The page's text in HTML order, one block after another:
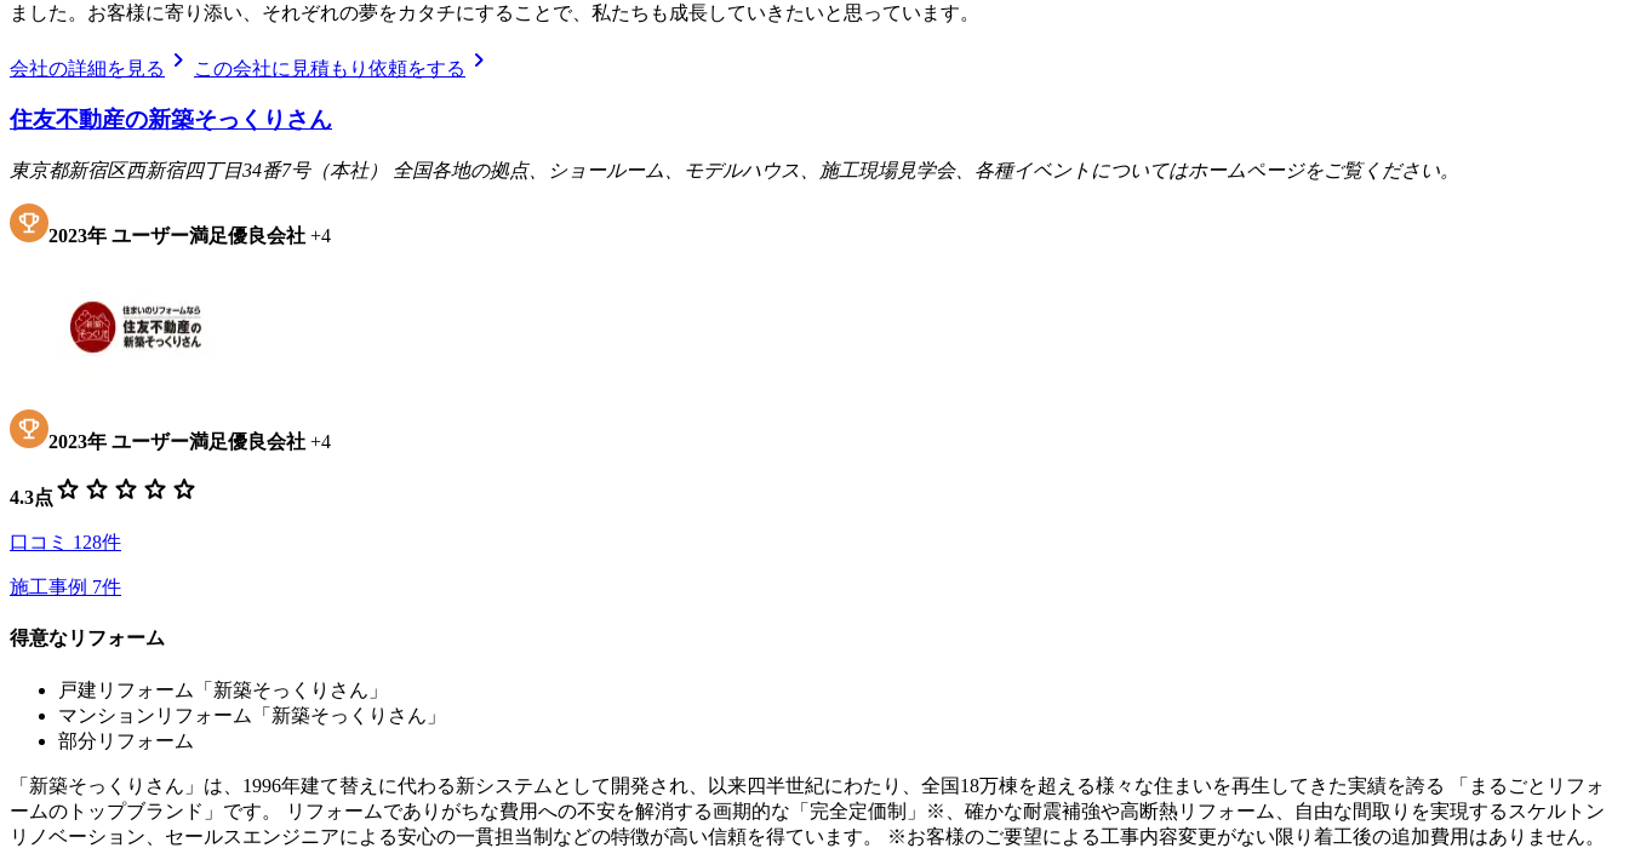
ました。お客様に寄り添い、それぞれの夢をカタチにすることで、私たちも成長していきたいと思っています。
会社の詳細を見る chevron_right この会社に見積もり依頼をする chevron_right
住友不動産の新築そっくりさん
東京都新宿区西新宿四丁目34番7号（本社） 全国各地の拠点、ショールーム、モデルハウス、施工現場見学会、各種イベントについてはホームページをご覧ください。
2023年 ユーザー満足優良会社 +4
2023年 ユーザー満足優良会社 +4
4.3点 star star star star star
口コミ 128件
施工事例 7件
得意なリフォーム
戸建リフォーム「新築そっくりさん」
マンションリフォーム「新築そっくりさん」
部分リフォーム
「新築そっくりさん」は、1996年建て替えに代わる新システムとして開発され、以来四半世紀にわたり、全国18万棟を超える様々な住まいを再生してきた実績を誇る 「まるごとリフォ
ームのトップブランド」です。 リフォームでありがちな費用への不安を解消する画期的な「完全定価制」※、確かな耐震補強や高断熱リフォーム、自由な間取りを実現するスケルトン
リノベーション、セールスエンジニアによる安心の一貫担当制などの特徴が高い信頼を得ています。 ※お客様のご要望による工事内容変更がない限り着工後の追加費用はありません。